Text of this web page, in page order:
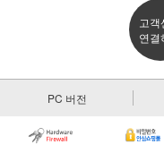
고객
연결
PC 버전